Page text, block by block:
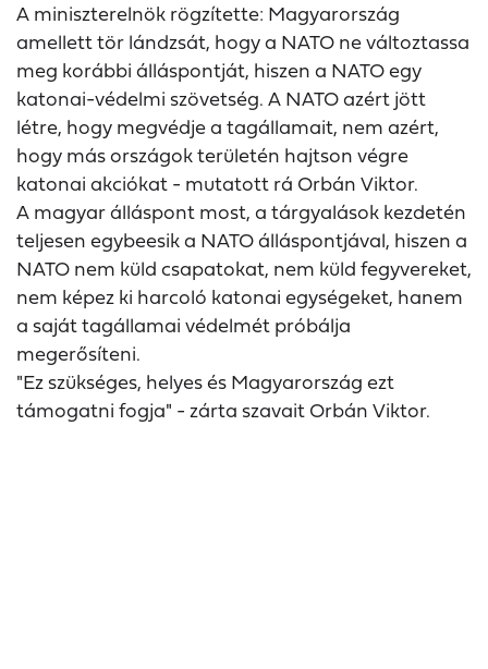
A miniszterelnök rögzítette: Magyarország
amellett tör lándzsát, hogy a NATO ne változtassa
meg korábbi álláspontját, hiszen a NATO egy
katonai-védelmi szövetség. A NATO azért jött
létre, hogy megvédje a tagállamait, nem azért,
hogy más országok területén hajtson végre
katonai akciókat - mutatott rá Orbán Viktor.
A magyar álláspont most, a tárgyalások kezdetén
teljesen egybeesik a NATO álláspontjával, hiszen a
NATO nem küld csapatokat, nem küld fegyvereket,
nem képez ki harcoló katonai egységeket, hanem
a saját tagállamai védelmét próbálja
megerősíteni.
"Ez szükséges, helyes és Magyarország ezt
támogatni fogja" - zárta szavait Orbán Viktor.